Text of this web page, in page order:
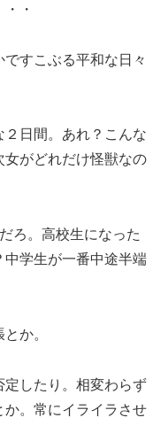
・
すこぶる平和な日々
日間。あれ？こんな
がどれだけ怪獣なの
ろ。高校生になった
中学生が一番中途半端
か。
定したり。相変わらず
。常にイライラさせ